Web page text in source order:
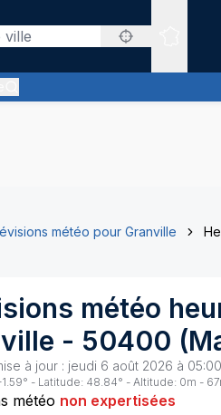
Sites
météo pour Granville
météo
- 50400 (
à jour : jeudi 6 août 2026 à 05:00
° - Latitude: 48.84° - Altitude: 0m - 67
météo non expertisées